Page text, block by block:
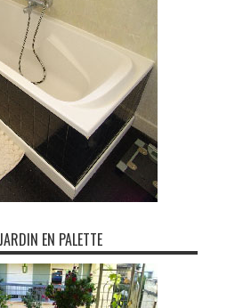
EN PALETTE